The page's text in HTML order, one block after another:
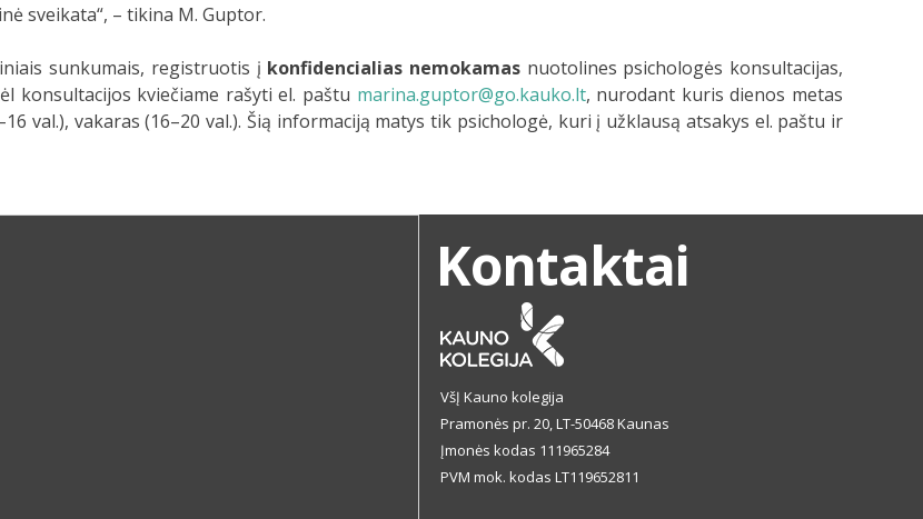
sveikata“, – tikina M. Guptor.
sunkumais, registruotis į konfidencialias nemokamasnuotolines psichologės konsultacijas,
konsultacijos kviečiame rašyti el. paštu marina.guptor@go.kauko.lt, nurodant kuris dienos metas
val.), vakaras (16–20 val.). Šią informaciją matys tik psichologė, kuri į užklausą atsakys el. paštu ir
Kontaktai
VšĮ Kauno kolegija
Pramonės pr. 20, LT-50468 Kaunas
Įmonės kodas 111965284
PVM mok. kodas LT119652811